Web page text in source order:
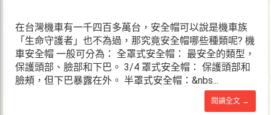
在台灣機車有一千四百多萬台，安全帽可以說是機車族
「生命守護者」也不為過，那究竟安全帽哪些種類呢? 機
車安全帽 一般可分為： 全罩式安全帽： 最安全的類型，
保護頭部、臉部和下巴。 3/4 罩式安全帽： 保護頭部和
臉頰，但下巴暴露在外。 半罩式安全帽：&nbs...
閱讀全文 →